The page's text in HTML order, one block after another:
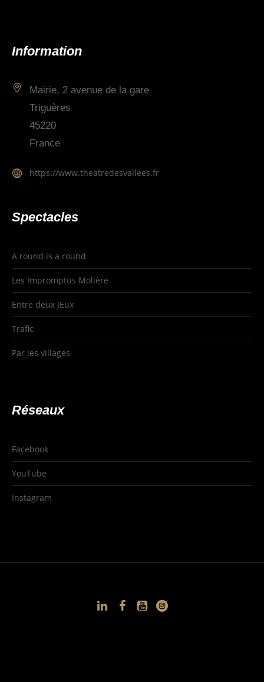
Information
Mairie, 2 avenue de la gare
Triguères
45220
France
https://www.theatredesvallees.fr
Spectacles
A round is a round
Les Impromptus Molière
Entre deux JEux
Trafic
Par les villages
Réseaux
Facebook
YouTube
Instagram